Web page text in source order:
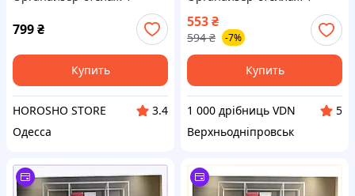
799₴
Купить
HOROSHO STORE
3.4
Одесса
553₴
594 ₴ -7%
Купить
1 000 дрібниць VDN
5
Верхньодніпровськ